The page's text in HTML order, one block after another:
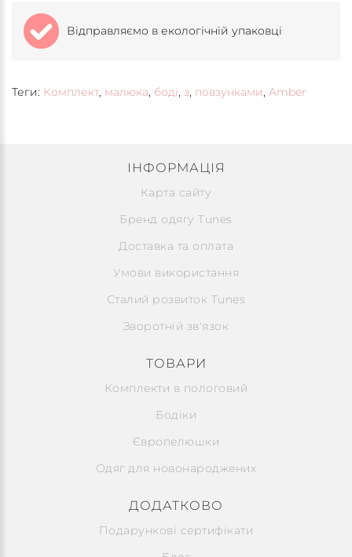
Відправляємо в екологічній упаковці
Теги: Комплект, малюка, боді, з, повзунками, Amber
ІНФОРМАЦІЯ
Карта сайту
Бренд одягу Tunes
Доставка та оплата
Умови використання
Сталий розвиток Tunes
Зворотній зв'язок
ТОВАРИ
Комплекти в пологовий
Бодіки
Європелюшки
Одяг для новонароджених
ДОДАТКОВО
Подарункові сертифікати